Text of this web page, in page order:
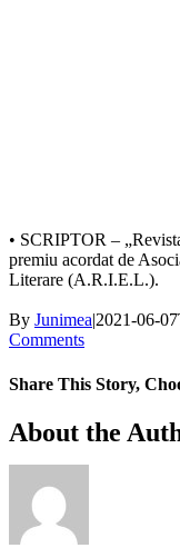
• SCRIPTOR –
premiu acordat de
Literare (A.R.I.E.L.).
By Junimea|2021-06-
Comments
Share This Story,
Facebook
X
Bluesky
Reddit
LinkedIn
WhatsApp
Telegram
Tumblr
Xing
Email
Copy
Link
About the